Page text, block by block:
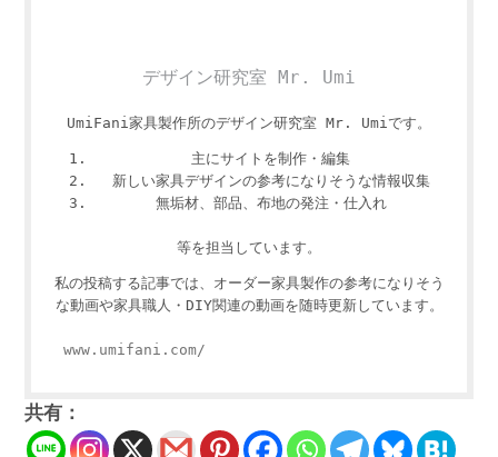
デザイン研究室 Mr. Umi
UmiFani家具製作所のデザイン研究室 Mr. Umiです。
主にサイトを制作・編集
新しい家具デザインの参考になりそうな情報収集
無垢材、部品、布地の発注・仕入れ
等を担当しています。
私の投稿する記事では、オーダー家具製作の参考になりそう
な動画や家具職人・DIY関連の動画を随時更新しています。
www.umifani.com/
共有：